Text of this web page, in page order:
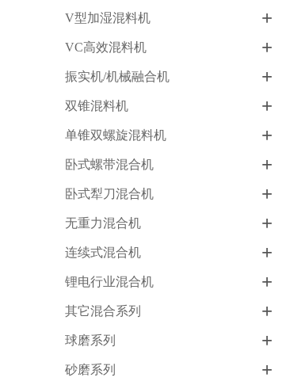
V型加湿混料机 +
VC高效混料机 +
振实机/机械融合机 +
双锥混料机 +
单锥双螺旋混料机 +
卧式螺带混合机 +
卧式犁刀混合机 +
无重力混合机 +
连续式混合机 +
锂电行业混合机 +
其它混合系列 +
球磨系列 +
砂磨系列 +